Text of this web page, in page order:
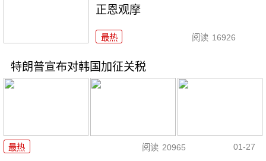
正恩观摩
最热 阅读 16926
特朗普宣布对韩国加征关税
最热 阅读 20965 01-27